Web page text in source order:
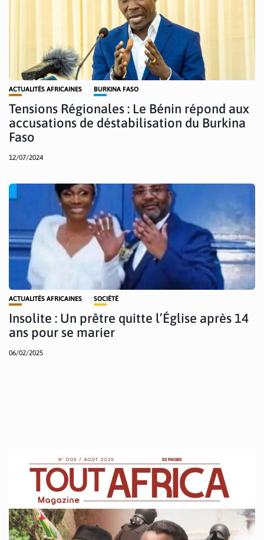
ACTUALITÉS AFRICAINES BURKINA FASO
Tensions Régionales : Le Bénin répond aux
accusations de déstabilisation du Burkina
Faso
12/07/2024
ACTUALITÉS AFRICAINES SOCIÉTÉ
Insolite : Un prêtre quitte l’Église après 14
ans pour se marier
06/02/2025